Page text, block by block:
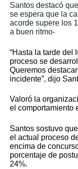
Santos destacó
se espera que la
acorde supere los
a buen ritmo-
“Hasta la tarde del
proceso se
Queremos
incidente”, dijo
Valoró la
el comportamiento
Santos sostuvo
el actual proceso
encima de
porcentaje de
24%.